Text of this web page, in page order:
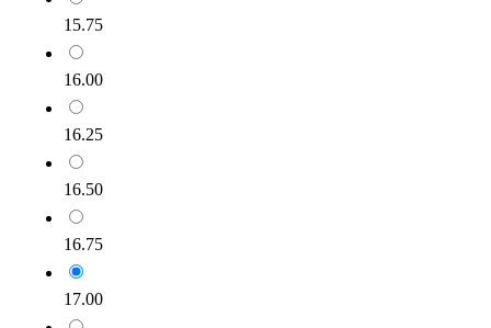
15.75
16.00
16.25
16.50
16.75
17.00